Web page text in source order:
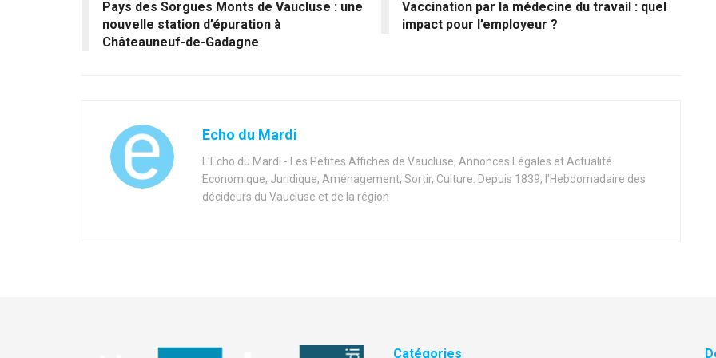
Pays des Sorgues Monts de Vaucluse : une
nouvelle station d’épuration à
Châteauneuf-de-Gadagne
Vaccination par la médecine du travail : quel
impact pour l’employeur ?
Echo du Mardi
L'Echo du Mardi - Les Petites Affiches de Vaucluse, Annonces Légales et Actualité
Economique, Juridique, Aménagement, Sortir, Culture. Depuis 1839, l'Hebdomadaire des
décideurs du Vaucluse et de la région
Catégories